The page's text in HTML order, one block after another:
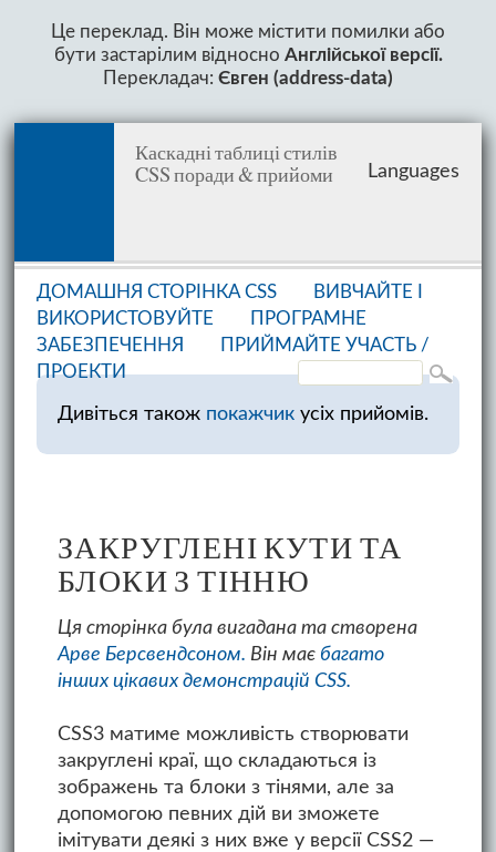
Languages
Це переклад. Він може містити помилки або
бути застарілим відносно Англійської версії.
Перекладач: Євген (address-data)
Каскадні таблиці стилів
CSS поради & прийоми
Дивіться також покажчикусіх прийомів.
ЗАКРУГЛЕНІ КУТИ ТА
БЛОКИ З ТІННЮ
Ця сторінка була вигадана та створена
Арве Берсвендсоном. Він має багато
інших цікавих демонстрацій CSS.
CSS3 матиме можливість створювати
закруглені краї, що складаються із
зображень та блоки з тінями, але за
допомогою певних дій ви зможете
імітувати деякі з них вже у версії СSS2 —
ДОМАШНЯ СТОРІНКА CSS
ВИВЧАЙТЕ І
ВИКОРИСТОВУЙТЕ
ПРОГРАМНЕ
ЗАБЕЗПЕЧЕННЯ
ПРИЙМАЙТЕ УЧАСТЬ /
ПРОЕКТИ